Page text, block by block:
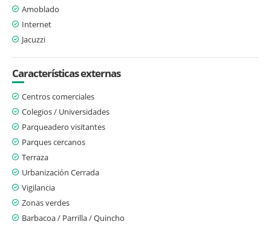
Amoblado
Internet
Jacuzzi
Características externas
Centros comerciales
Colegios / Universidades
Parqueadero visitantes
Parques cercanos
Terraza
Urbanización Cerrada
Vigilancia
Zonas verdes
Barbacoa / Parrilla / Quincho